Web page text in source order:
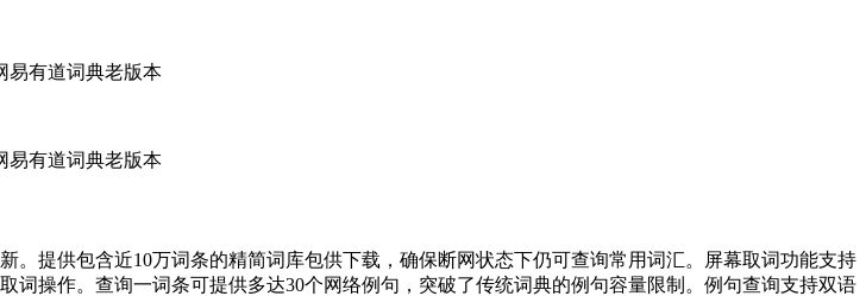
提供包含近10万词条的精简词库包供下载，确保断网状态下仍可查询常用词汇。屏幕取词功能支持
操作。查询一词条可提供多达30个网络例句，突破了传统词典的例句容量限制。例句查询支持双语